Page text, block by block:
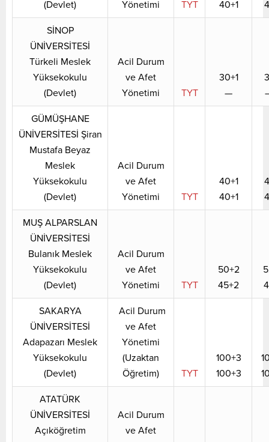
(Devlet)
Yönetimi
TYT
40+1
SİNOP
ÜNİVERSİTESİ
Türkeli Meslek
Yüksekokulu
(Devlet)
Acil Durum
ve Afet
Yönetimi
TYT
30+1
—
GÜMÜŞHANE
ÜNİVERSİTESİ Şiran
Mustafa Beyaz
Meslek
Yüksekokulu
(Devlet)
Acil Durum
ve Afet
Yönetimi
TYT
40+1
40+1
MUŞ ALPARSLAN
ÜNİVERSİTESİ
Bulanık Meslek
Yüksekokulu
(Devlet)
Acil Durum
ve Afet
Yönetimi
TYT
50+2
45+2
SAKARYA
ÜNİVERSİTESİ
Adapazarı Meslek
Yüksekokulu
(Devlet)
Acil Durum
ve Afet
Yönetimi
(Uzaktan
Öğretim)
TYT
100+3
100+3
ATATÜRK
ÜNİVERSİTESİ
Açıköğretim
Acil Durum
ve Afet